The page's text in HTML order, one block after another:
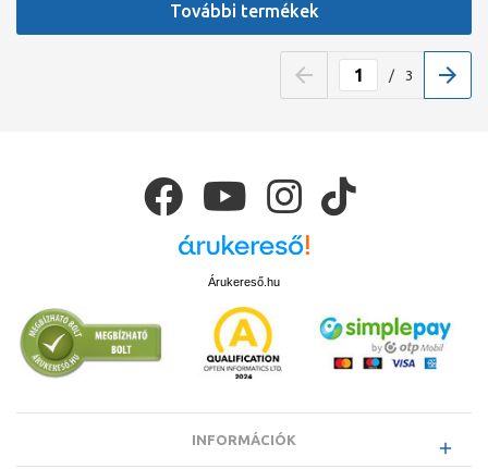
További termékek
/ 3
Árukereső.hu
INFORMÁCIÓK